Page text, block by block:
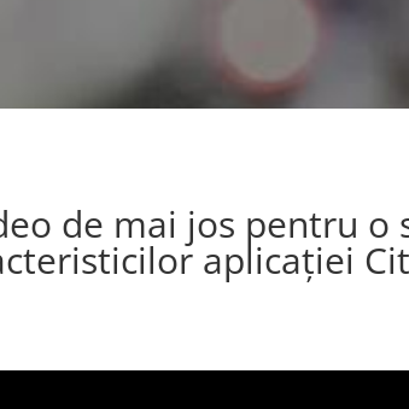
de mai jos pentru o
aplicației